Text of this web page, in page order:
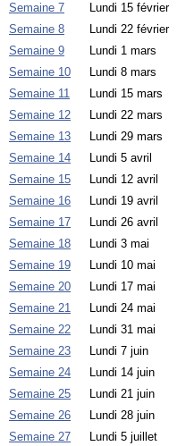
Semaine 7
Lundi 15 février
Semaine 8
Lundi 22 février
Semaine 9
Lundi 1 mars
Semaine 10
Lundi 8 mars
Semaine 11
Lundi 15 mars
Semaine 12
Lundi 22 mars
Semaine 13
Lundi 29 mars
Semaine 14
Lundi 5 avril
Semaine 15
Lundi 12 avril
Semaine 16
Lundi 19 avril
Semaine 17
Lundi 26 avril
Semaine 18
Lundi 3 mai
Semaine 19
Lundi 10 mai
Semaine 20
Lundi 17 mai
Semaine 21
Lundi 24 mai
Semaine 22
Lundi 31 mai
Semaine 23
Lundi 7 juin
Semaine 24
Lundi 14 juin
Semaine 25
Lundi 21 juin
Semaine 26
Lundi 28 juin
Semaine 27
Lundi 5 juillet